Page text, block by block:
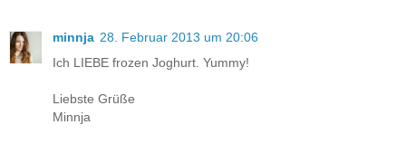
minnja 28. Februar 2013 um 20:06
Ich LIEBE frozen Joghurt. Yummy!
Liebste Grüße
Minnja